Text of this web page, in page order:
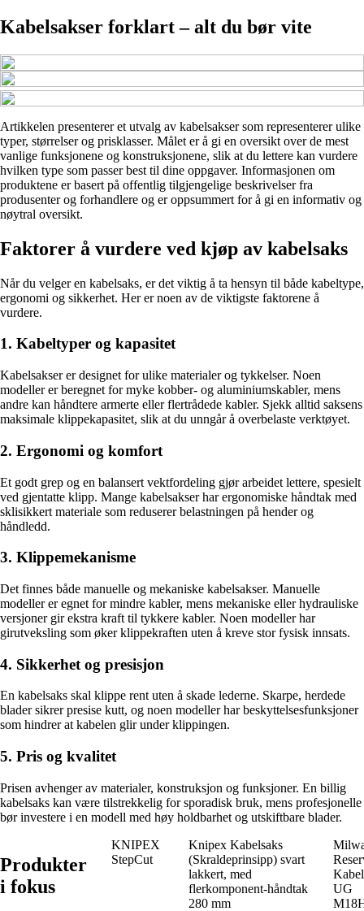
Kabelsakser forklart – alt du bør vite
Artikkelen presenterer et utvalg av kabelsakser som representerer ulike
typer, størrelser og prisklasser. Målet er å gi en oversikt over de mest
vanlige funksjonene og konstruksjonene, slik at du lettere kan vurdere
hvilken type som passer best til dine oppgaver. Informasjonen om
produktene er basert på offentlig tilgjengelige beskrivelser fra
produsenter og forhandlere og er oppsummert for å gi en informativ og
nøytral oversikt.
Faktorer å vurdere ved kjøp av kabelsaks
Når du velger en kabelsaks, er det viktig å ta hensyn til både kabeltype,
ergonomi og sikkerhet. Her er noen av de viktigste faktorene å
vurdere.
1. Kabeltyper og kapasitet
Kabelsakser er designet for ulike materialer og tykkelser. Noen
modeller er beregnet for myke kobber- og aluminiumskabler, mens
andre kan håndtere armerte eller flertrådede kabler. Sjekk alltid saksens
maksimale klippekapasitet, slik at du unngår å overbelaste verktøyet.
2. Ergonomi og komfort
Et godt grep og en balansert vektfordeling gjør arbeidet lettere, spesielt
ved gjentatte klipp. Mange kabelsakser har ergonomiske håndtak med
sklisikkert materiale som reduserer belastningen på hender og
håndledd.
3. Klippemekanisme
Det finnes både manuelle og mekaniske kabelsakser. Manuelle
modeller er egnet for mindre kabler, mens mekaniske eller hydrauliske
versjoner gir ekstra kraft til tykkere kabler. Noen modeller har
girutveksling som øker klippekraften uten å kreve stor fysisk innsats.
4. Sikkerhet og presisjon
En kabelsaks skal klippe rent uten å skade lederne. Skarpe, herdede
blader sikrer presise kutt, og noen modeller har beskyttelsesfunksjoner
som hindrer at kabelen glir under klippingen.
5. Pris og kvalitet
Prisen avhenger av materialer, konstruksjon og funksjoner. En billig
kabelsaks kan være tilstrekkelig for sporadisk bruk, mens profesjonelle
bør investere i en modell med høy holdbarhet og utskiftbare blader.
Produkter
i fokus
KNIPEX
StepCut
Knipex Kabelsaks
(Skraldeprinsipp) svart
lakkert, med
flerkomponent-håndtak
280 mm
UG